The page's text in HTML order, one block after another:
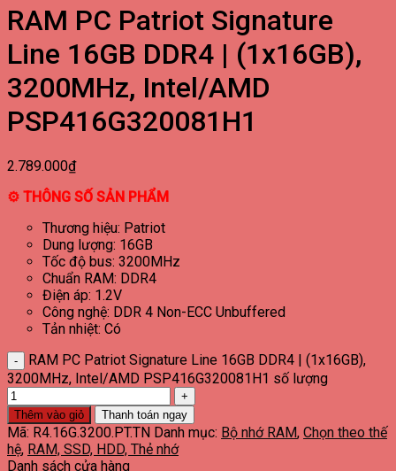
RAM PC Patriot Signature
Line 16GB DDR4 | (1x16GB),
3200MHz, Intel/AMD
PSP416G320081H1
2.789.000₫
⚙ THÔNG SỐ SẢN PHẨM
Thương hiệu: Patriot
Dung lượng: 16GB
Tốc độ bus: 3200MHz
Chuẩn RAM: DDR4
Điện áp: 1.2V
Công nghệ: DDR 4 Non-ECC Unbuffered
Tản nhiệt: Có
RAM PC Patriot Signature Line 16GB DDR4 | (1x16GB),
3200MHz, Intel/AMD PSP416G320081H1 số lượng
Thêm vào giỏ Thanh toán ngay
Mã: R4.16G.3200.PT.TN Danh mục: Bộ nhớ RAM, Chọn theo thế
hệ, RAM, SSD, HDD, Thẻ nhớ
Danh sách cửa hàng